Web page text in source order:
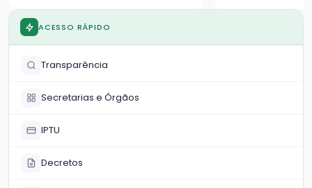
população
ACESSO RÁPIDO
Transparência
Secretarias e Órgãos
IPTU
Decretos